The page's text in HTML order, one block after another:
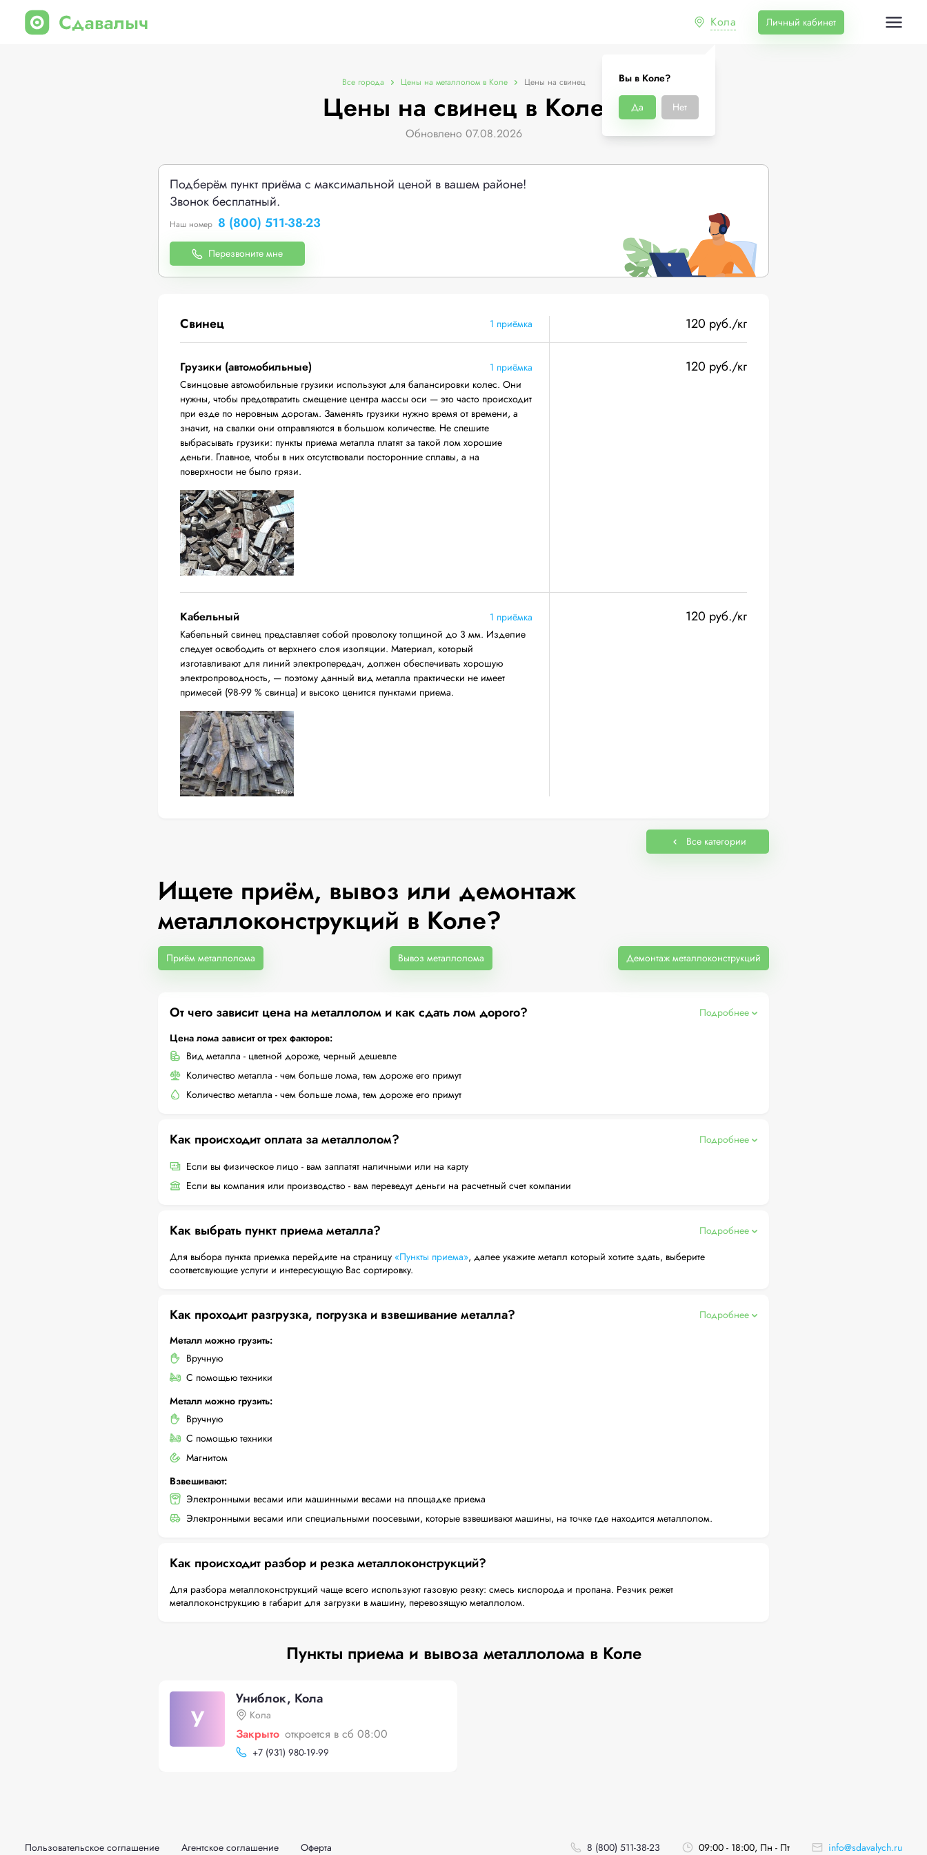
Кола
Вы в Коле?
Да Нет
Личный кабинет
Все города Цены на металлолом в Коле Цены на свинец
Цены на свинец в Коле
Обновлено 07.08.2026
Подберём пункт приёма с максимальной ценой в вашем районе!
Звонок бесплатный.
Наш номер 8 (800) 511-38-23
Перезвоните мне
Свинец 1 приёмка 120 руб./кг
Грузики (автомобильные)
1 приёмка
Свинцовые автомобильные грузики используют для балансировки колес. Они
нужны, чтобы предотвратить смещение центра массы оси — это часто происходит
при езде по неровным дорогам. Заменять грузики нужно время от времени, а
значит, на свалки они отправляются в большом количестве. Не спешите
выбрасывать грузики: пункты приема металла платят за такой лом хорошие
деньги. Главное, чтобы в них отсутствовали посторонние сплавы, а на
поверхности не было грязи.
120 руб./кг
Кабельный
1 приёмка
Кабельный свинец представляет собой проволоку толщиной до 3 мм. Изделие
следует освободить от верхнего слоя изоляции. Материал, который
изготавливают для линий электропередач, должен обеспечивать хорошую
электропроводность, — поэтому данный вид металла практически не имеет
примесей (98-99 % свинца) и высоко ценится пунктами приема.
120 руб./кг
Все категории
Ищете приём, вывоз или демонтаж
металлоконструкций в Коле?
Приём металлолома Вывоз металлолома Демонтаж металлоконструкций
От чего зависит цена на металлолом и как сдать лом дорого?
Подробнее
Цена лома зависит от трех факторов:
Вид металла - цветной дороже, черный дешевле
Количество металла - чем больше лома, тем дороже его примут
Количество металла - чем больше лома, тем дороже его примут
Как происходит оплата за металлолом?
Подробнее
Если вы физическое лицо - вам заплатят наличными или на карту
Если вы компания или производство - вам переведут деньги на расчетный счет компании
Как выбрать пункт приема металла?
Подробнее
Для выбора пункта приемка перейдите на страницу «Пункты приема», далее укажите металл который хотите здать, выберите
соответсвующие услуги и интересующую Вас сортировку.
Как проходит разгрузка, погрузка и взвешивание металла?
Подробнее
Металл можно грузить:
Вручную
С помощью техники
Металл можно грузить:
Вручную
С помощью техники
Магнитом
Взвешивают:
Электронными весами или машинными весами на площадке приема
Электронными весами или специальными поосевыми, которые взвешивают машины, на точке где находится металлолом.
Как происходит разбор и резка металлоконструкций?
Для разбора металлоконструкций чаще всего используют газовую резку: смесь кислорода и пропана. Резчик режет
металлоконструкцию в габарит для загрузки в машину, перевозящую металлолом.
Пункты приема и вывоза металлолома в Коле
У
Униблок, Кола
Кола
Закрыто откроется в сб 08:00
+7 (931) 980-19-99
Пользовательское соглашение Агентское соглашение Оферта 8 (800) 511-38-23 09:00 - 18:00, Пн - Пт info@sdavalych.ru